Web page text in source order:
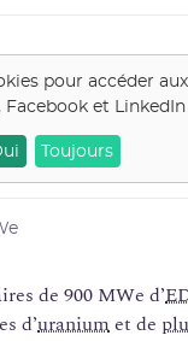
pour accéder
Facebook et LinkedIn
Toujours
de 900 MWe d’
d’uraniumet de